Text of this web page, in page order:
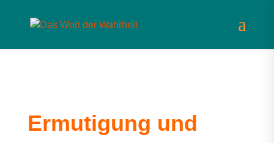
Ermutigung und